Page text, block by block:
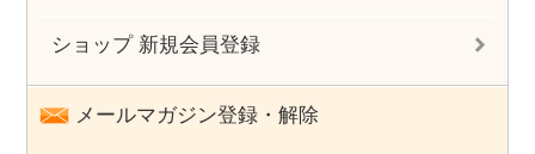
ショップ 新規会員登録
メールマガジン登録・解除